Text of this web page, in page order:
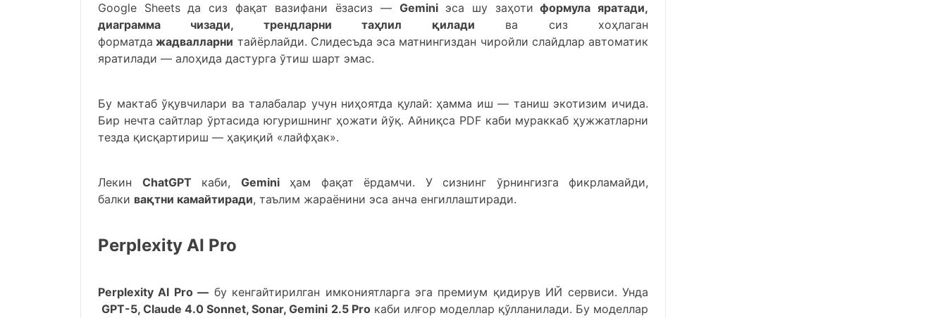
Google Sheets да сиз фақат вазифани ёзасиз — Geminiэса шу заҳоти формула яратади,
диаграмма чизади, трендларни таҳлил қилади ва сиз хоҳлаган
форматда жадвалларни тайёрлайди. Слидесъда эса матнингиздан чиройли слайдлар автоматик
яратилади — алоҳида дастурга ўтиш шарт эмас.
Бу мактаб ўқувчилари ва талабалар учун ниҳоятда қулай: ҳамма иш — таниш экотизим ичида.
Бир нечта сайтлар ўртасида югуришнинг ҳожати йўқ. Айниқса PDF каби мураккаб ҳужжатларни
тезда қисқартириш — ҳақиқий «лайфҳак».
Лекин ChatGPT каби, Geminiҳам фақат ёрдамчи. У сизнинг ўрнингизга фикрламайди,
балки вақтни камайтиради, таълим жараёнини эса анча енгиллаштиради.
Perplexity АI Pro
Perplexity АI Pro — бу кенгайтирилган имкониятларга эга премиум қидирув ИЙ сервиси. Унда
GPT-5, Claude 4.0 Sonnet, Sonar, Gemini 2.5 Proкаби илғор моделлар қўлланилади. Бу моделлар